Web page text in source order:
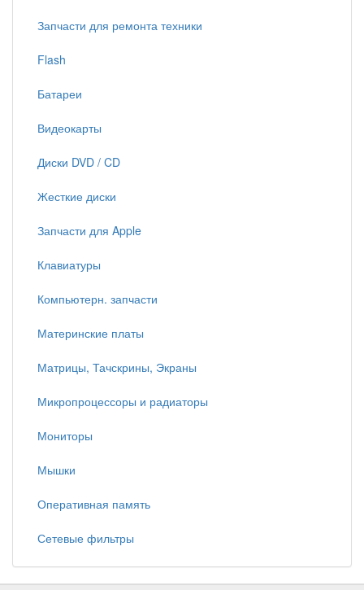
Запчасти для ремонта техники
Flash
Батареи
Видеокарты
Диски DVD / CD
Жесткие диски
Запчасти для Apple
Клавиатуры
Компьютерн. запчасти
Материнские платы
Матрицы, Тачскрины, Экраны
Микропроцессоры и радиаторы
Мониторы
Мышки
Оперативная память
Сетевые фильтры